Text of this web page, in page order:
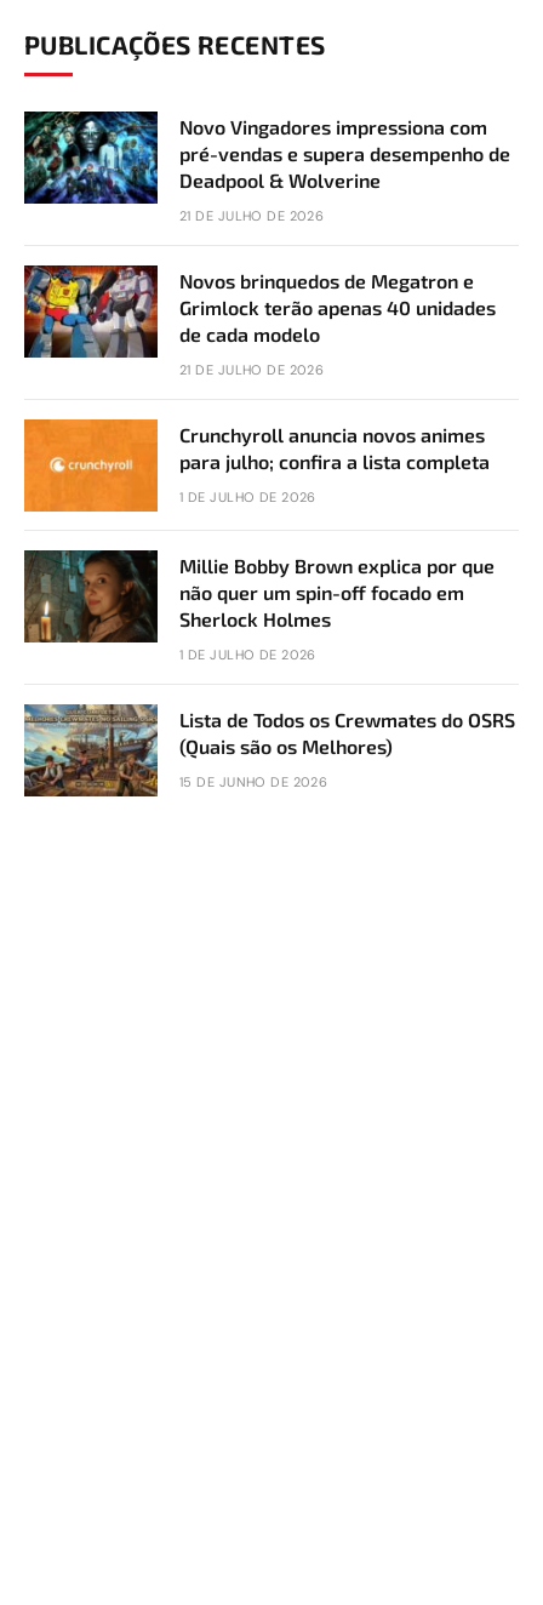
PUBLICAÇÕES RECENTES
Novo Vingadores impressiona com
pré-vendas e supera desempenho de
Deadpool & Wolverine
21 DE JULHO DE 2026
Novos brinquedos de Megatron e
Grimlock terão apenas 40 unidades
de cada modelo
21 DE JULHO DE 2026
Crunchyroll anuncia novos animes
para julho; confira a lista completa
1 DE JULHO DE 2026
Millie Bobby Brown explica por que
não quer um spin-off focado em
Sherlock Holmes
1 DE JULHO DE 2026
Lista de Todos os Crewmates do OSRS
(Quais são os Melhores)
15 DE JUNHO DE 2026